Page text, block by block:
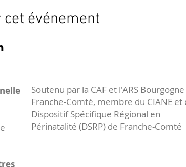
événement
Soutenu par la CAF et l'ARS Bourgogne
Franche-Comté, membre du CIANE et
Dispositif Spécifique Régional en
Périnatalité (DSRP) de Franche-Comté